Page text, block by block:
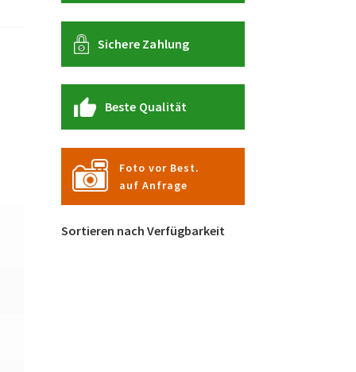
Sichere Zahlung
Beste Qualität
Foto vor Best.
auf Anfrage
Sortieren nach Verfügbarkeit